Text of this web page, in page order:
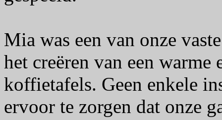
Mia was een van onze
het creëren van een
koffietafels. Geen enkele
ervoor te zorgen dat onze